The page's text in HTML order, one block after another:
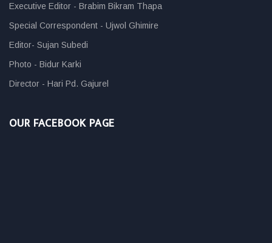
Executive Editor - Brabim Bikram Thapa
Special Correspondent - Ujwol Ghimire
Editor- Sujan Subedi
Photo - Bidur Karki
Director - Hari Pd. Gajurel
OUR FACEBOOK PAGE